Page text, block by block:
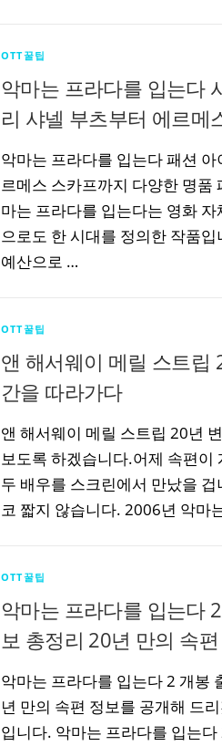
OTT꿀팁
악마는 프라다를 입는다
리 샤넬 부츠부터 에르메
악마는 프라다를 입는다 패션
르메스 스카프까지 다양한 명품
마는 프라다를 입는다는 영화
으로도 한 시대를 정의한 작품
예산으로 …
OTT꿀팁
앤 해서웨이 메릴 스트립
간을 따라가다
앤 해서웨이 메릴 스트립 20년
보도록 하겠습니다.어제 속편이
두 배우를 스크린에서 만났을
코 짧지 않습니다. 2006년 악마
OTT꿀팁
악마는 프라다를 입는다
보 총정리 20년 만의 속편
악마는 프라다를 입는다 2 개봉
년 만의 속편 정보를 공개해 드
입니다. 악마는 프라다를 입는